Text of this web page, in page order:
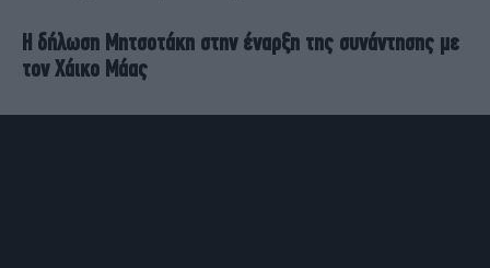
Η δήλωση Μητσοτάκη στην έναρξη της συνάντησης με
τον Χάικο Μάας